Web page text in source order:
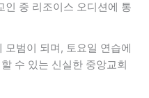
인 중 리조이스 오디션에 통
모범이 되며, 토요일 연습에
수 있는 신실한 중앙교회